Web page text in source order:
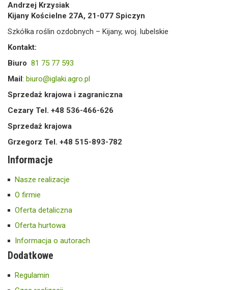
Andrzej Krzysiak
Kijany Kościelne 27A, 21-077 Spiczyn
Szkółka roślin ozdobnych – Kijany, woj. lubelskie
Kontakt:
Biuro 81 75 77 593
Mail: biuro@iglaki.agro.pl
Sprzedaż krajowa i zagraniczna
Cezary Tel. +48 536-466-626
Sprzedaż krajowa
Grzegorz Tel. +48 515-893-782
Informacje
Nasze realizacje
O firmie
Oferta detaliczna
Oferta hurtowa
Informacja o autorach
Dodatkowe
Regulamin